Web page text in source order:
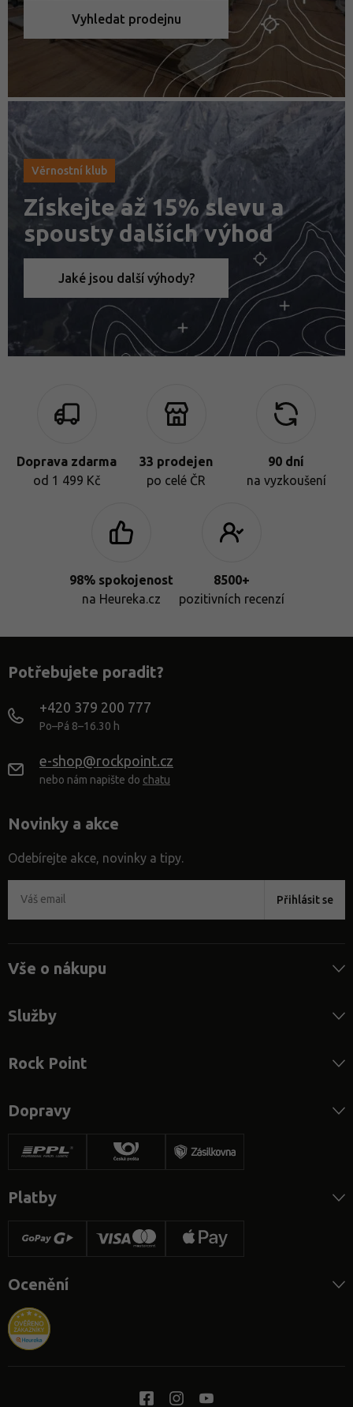
Vyhledat prodejnu
Věrnostní klub
Získejte až 15% slevu a
spousty dalších výhod
Jaké jsou další výhody?
Doprava zdarma
od 1 499 Kč
33 prodejen
po celé ČR
90 dní
na vyzkoušení
98% spokojenost
na Heureka.cz
8500+
pozitivních recenzí
Potřebujete poradit?
+420 379 200 777
Po–Pá 8–16.30 h
e-shop@rockpoint.cz
nebo nám napište do chatu
Novinky a akce
Odebírejte akce, novinky a tipy.
Přihlásit se
Vše o nákupu
Služby
Rock Point
Dopravy
Platby
Ocenění